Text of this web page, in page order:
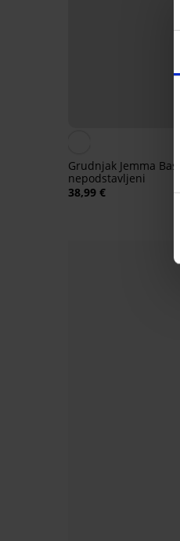
Grudnjak Jemma Basic
nepodstavljeni
38,99 €